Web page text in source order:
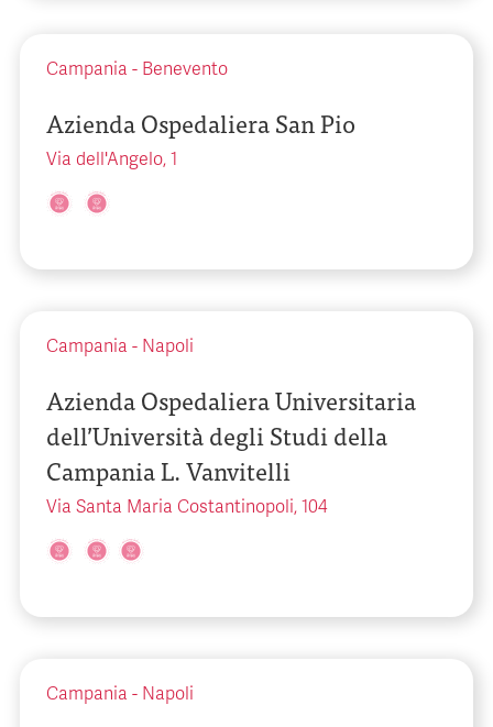
Campania - Benevento
Azienda Ospedaliera San Pio
Via dell'Angelo, 1
Campania - Napoli
Azienda Ospedaliera Universitaria
dell’Università degli Studi della
Campania L. Vanvitelli
Via Santa Maria Costantinopoli, 104
Campania - Napoli